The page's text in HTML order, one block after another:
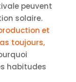
peuvent
solaire.
et
toujours,
habitudes